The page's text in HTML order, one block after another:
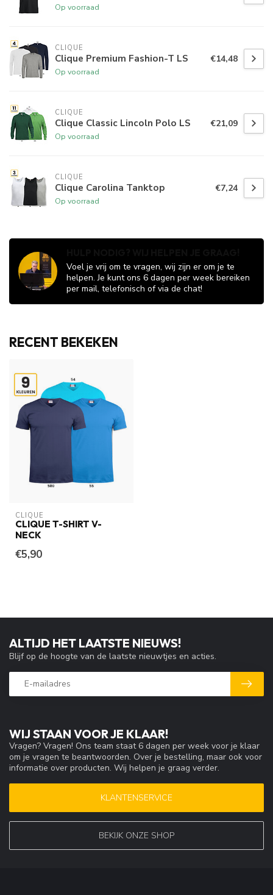
Op voorraad
CLIQUE
Clique Premium Fashion-T LS
Op voorraad
€14,48
CLIQUE
Clique Classic Lincoln Polo LS
Op voorraad
€21,09
CLIQUE
Clique Carolina Tanktop
Op voorraad
€7,24
Voel je vrij om te vragen, wij zijn er om je te
helpen. Je kunt ons 6 dagen per week bereiken
per mail, telefonisch of via de chat!
RECENT BEKEKEN
CLIQUE
CLIQUE T-SHIRT V-
NECK
€5,90
WIJ STAAN VOOR JE KLAAR!
Vragen? Vragen! Ons team staat 6 dagen per week voor je klaar
om je vragen te beantwoorden. Over je bestelling, maar ook voor
informatie over producten. Wij helpen je graag verder.
KLANTENSERVICE
BEKIJK ONZE SHOP
ALTIJD HET LAATSTE NIEUWS!
Blijf op de hoogte van de laatste nieuwtjes en acties.